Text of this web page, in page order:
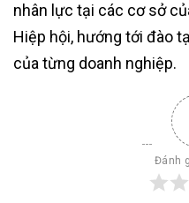
nhân lực tại các cơ sở
Hiệp hội, hướng tới đào
của từng doanh nghiệp.
Đánh